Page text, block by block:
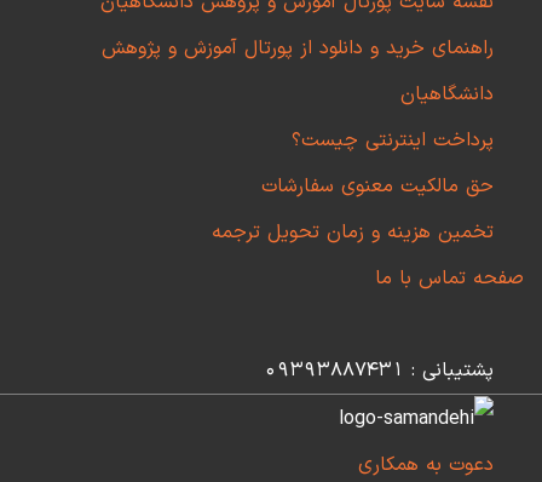
راهنمای خرید و دانلود از پورتال آموزش و پژوهش
دانشگاهیان
پرداخت اینترنتی چیست؟
حق مالکیت معنوی سفارشات
تخمین هزینه و زمان تحویل ترجمه
صفحه تماس با ما
پشتیبانی : 09393887431
دعوت به همکاری